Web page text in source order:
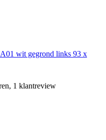
wit gegrond links 93 x
1 klantreview